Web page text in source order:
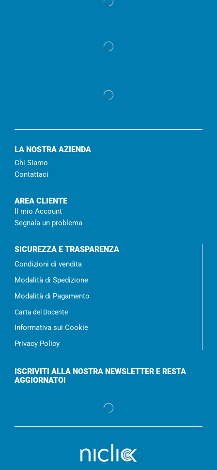
LA NOSTRA AZIENDA
Chi Siamo
Contattaci
AREA CLIENTE
Il mio Account
Segnala un problema
SICUREZZA E TRASPARENZA
Condizioni di vendita
Modalità di Spedizione
Modalità di Pagamento
Carta del Docente
Informativa sui Cookie
Privacy Policy
ISCRIVITI ALLA NOSTRA NEWSLETTER E RESTA
AGGIORNATO!